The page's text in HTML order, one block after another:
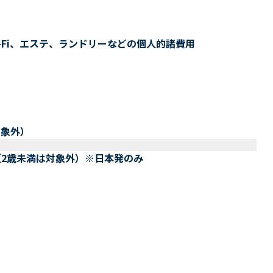
、エステ、ランドリーなどの個人的諸費用
外）
歳未満は対象外）※日本発のみ